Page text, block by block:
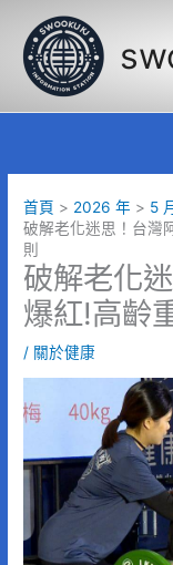
首頁 2026 年 5
破解老化迷思！台灣
則
破解老化
爆紅!高齡
/ 關於健康